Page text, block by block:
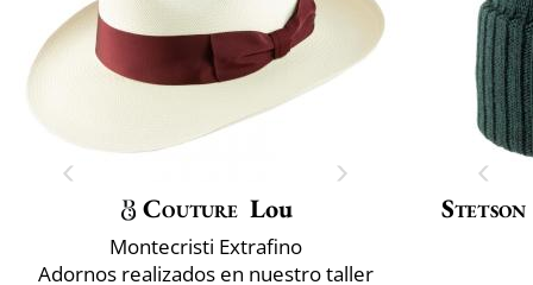
Couture Lou
Montecristi Extrafino
Adornos realizados en nuestro taller
Stetson